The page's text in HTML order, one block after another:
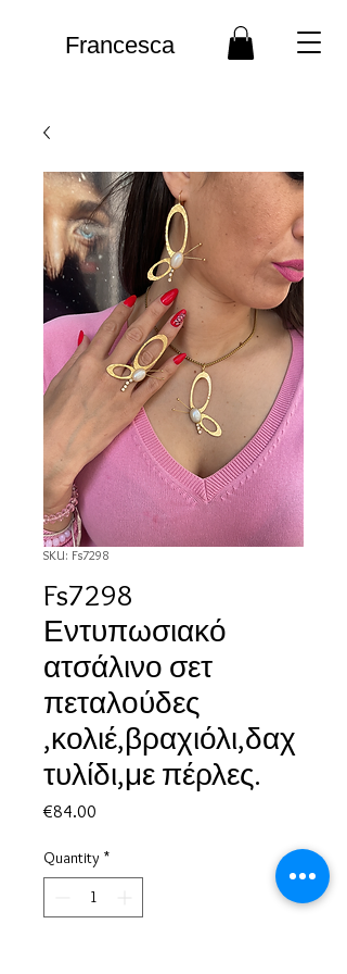
Francesca
SKU: Fs7298
Fs7298
Εντυπωσιακό
ατσάλινο σετ
πεταλούδες
,κολιέ,βραχιόλι,δαχ
τυλίδι,με πέρλες.
€84.00
Quantity *